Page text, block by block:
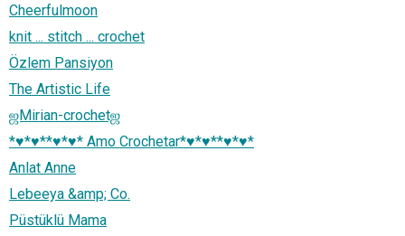
Cheerfulmoon
knit ... stitch ... crochet
Özlem Pansiyon
The Artistic Life
ஜMirian-crochetஜ
*♥*♥**♥*♥* Amo Crochetar*♥*♥**♥*♥*
Anlat Anne
Lebeeya &amp; Co.
Püstüklü Mama